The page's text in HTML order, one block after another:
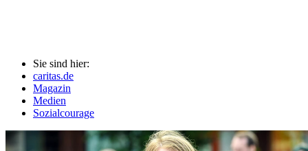
Sie sind hier:
caritas.de
Magazin
Medien
Sozialcourage